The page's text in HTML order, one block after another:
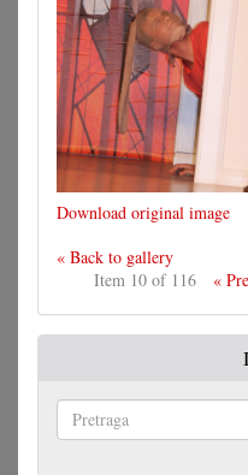
Download original image
« Back to gallery
Item 10 of 116
«